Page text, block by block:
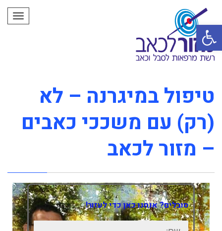
טיפול במיגרנה – לא
(רק) עם משככי כאבים
– מזור לכאב
סובלים? אנחנו כאן כדי לעזור!
שם:
פתח סרגל נגישות